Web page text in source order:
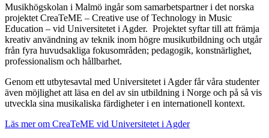
Musikhögskolan i Malmö ingår som samarbetspartner i det norska
projektet CreaTeME – Creative use of Technology in Music
Education – vid Universitetet i Agder. Projektet syftar till att främja
kreativ användning av teknik inom högre musikutbildning och utgår
från fyra huvudsakliga fokusområden; pedagogik, konstnärlighet,
professionalism och hållbarhet.
Genom ett utbytesavtal med Universitetet i Agder får våra studenter
även möjlighet att läsa en del av sin utbildning i Norge och på så vis
utveckla sina musikaliska färdigheter i en internationell kontext.
Läs mer om CreaTeME vid Universitetet i Agder